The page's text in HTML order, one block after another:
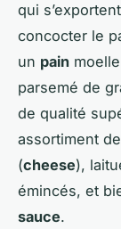
qui
concocter le
un pain
parsemé de
de qualité
assortiment
(cheese),
émincés, et
sauce.